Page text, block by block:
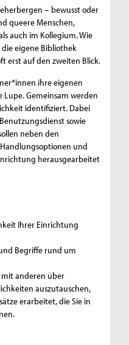
– bewusst oder
queere Menschen,
auch im Kollegium. Wie
eigene Bibliothek
erst auf den zweiten Blick.
ihre eigenen
Gemeinsam werden
identifiziert. Dabei
sowie
neben den
und
herausgearbeitet
Ihrer Einrichtung
Begriffe rund um
mit anderen über
auszutauschen,
erarbeitet, die Sie in